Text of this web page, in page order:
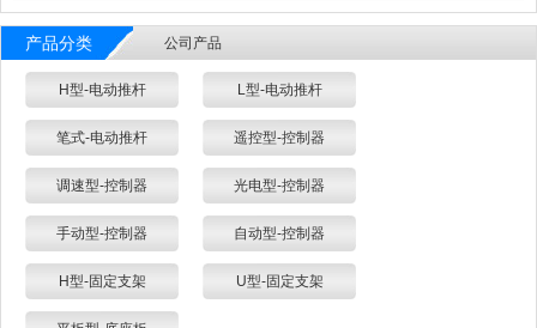
产品分类 公司产品
H型-电动推杆 L型-电动推杆
笔式-电动推杆 遥控型-控制器
调速型-控制器 光电型-控制器
手动型-控制器 自动型-控制器
H型-固定支架 U型-固定支架